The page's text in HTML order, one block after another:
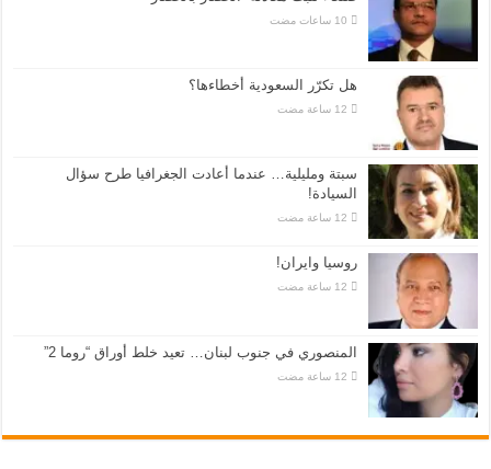
هل تكرّر السعودية أخطاءها؟
سبتة ومليلية… عندما أعادت الجغرافيا طرح سؤال
السيادة!
روسيا وايران!
المنصوري في جنوب لبنان… تعيد خلط أوراق “روما 2”